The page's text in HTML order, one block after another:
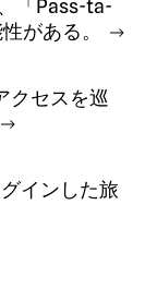
「Pass-ta-
がある。
クセスを巡
インした旅